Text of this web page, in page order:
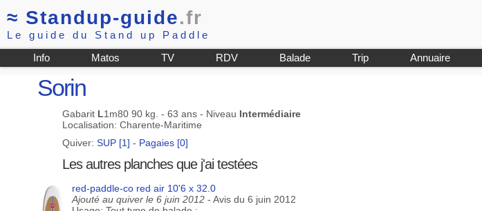
≈ Standup-guide.fr
Le guide du Stand up Paddle
Info Matos TV RDV Balade Trip Annuaire
Sorin
Gabarit L1m80 90 kg. - 63 ans - Niveau Intermédiaire
Localisation: Charente-Maritime
Quiver:SUP [1] - Pagaies [0]
Les autres planches que j'ai testées
red-paddle-co red air 10'6 x 32.0
Ajouté au quiver le 6 juin 2012 - Avis du 6 juin 2012